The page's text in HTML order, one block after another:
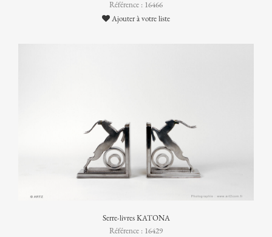
Référence : 16466
Ajouter à votre liste
Serre-livres KATONA
Référence : 16429